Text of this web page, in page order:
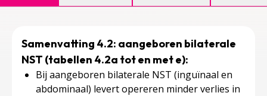
Samenvatting 4.2: aangeboren bilaterale
NST (tabellen 4.2a tot en met e):
Bij aangeboren bilaterale NST (inguïnaal en
abdominaal) levert opereren minder verlies in